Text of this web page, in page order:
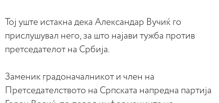
Тој уште истакна дека Александар Вучиќ го
прислушувал него, за што најави тужба против
претседателот на Србија.
Заменик градоначалникот и член на
Претседателството на Српската напредна партија